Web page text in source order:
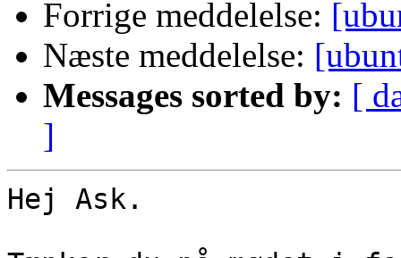
Forrige meddelelse:
Næste meddelelse:
Messages sorted by: [
]
Hej Ask.